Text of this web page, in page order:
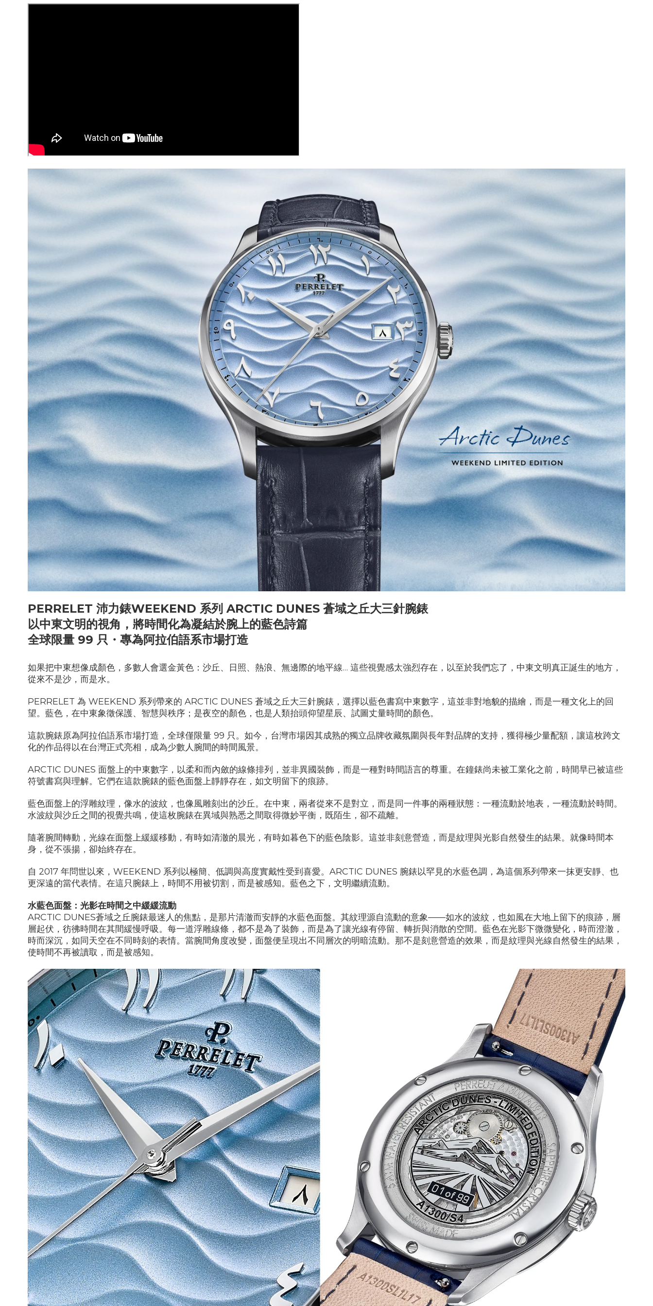
PERRELET 沛力錶WEEKEND 系列 ARCTIC DUNES 蒼域之丘大三針腕錶
以中東文明的視角，將時間化為凝結於腕上的藍色詩篇
全球限量 99 只 ・ 專為阿拉伯語系市場打造
如果把中東想像成顏色，多數人會選金黃色：沙丘、日照、熱浪、無邊際的地平線… 這些視覺感太強烈存在，以至於我們忘了，中東文明真正誕生的地方，
從來不是沙，而是水。
PERRELET 為 WEEKEND 系列帶來的 ARCTIC DUNES 蒼域之丘大三針腕錶，選擇以藍色書寫中東數字，這並非對地貌的描繪，而是一種文化上的回
望。藍色，在中東象徵保護、智慧與秩序；是夜空的顏色，也是人類抬頭仰望星辰、試圖丈量時間的顏色。
這款腕錶原為阿拉伯語系市場打造，全球僅限量 99 只。如今，台灣市場因其成熟的獨立品牌收藏氛圍與長年對品牌的支持，獲得極少量配額，讓這枚跨文
化的作品得以在台灣正式亮相，成為少數人腕間的時間風景。
ARCTIC DUNES 面盤上的中東數字，以柔和而內斂的線條排列，並非異國裝飾，而是一種對時間語言的尊重。在鐘錶尚未被工業化之前，時間早已被這些
符號書寫與理解。它們在這款腕錶的藍色面盤上靜靜存在，如文明留下的痕跡。
藍色面盤上的浮雕紋理，像水的波紋，也像風雕刻出的沙丘。在中東，兩者從來不是對立，而是同一件事的兩種狀態：一種流動於地表，一種流動於時間。
水波紋與沙丘之間的視覺共鳴，使這枚腕錶在異域與熟悉之間取得微妙平衡，既陌生，卻不疏離。
隨著腕間轉動，光線在面盤上緩緩移動，有時如清澈的晨光，有時如暮色下的藍色陰影。這並非刻意營造，而是紋理與光影自然發生的結果。就像時間本
身，從不張揚，卻始終存在。
自 2017 年問世以來， WEEKEND 系列以極簡、低調與高度實戴性受到喜愛。 ARCTIC DUNES 腕錶以罕見的水藍色調，為這個系列帶來一抹更安靜、也
更深遠的當代表情。在這只腕錶上，時間不用被切割，而是被感知。藍色之下，文明繼續流動。
水藍色面盤：光影在時間之中緩緩流動
ARCTIC DUNES蒼域之丘腕錶最迷人的焦點，是那片清澈而安靜的水藍色面盤。其紋理源自流動的意象——如水的波紋，也如風在大地上留下的痕跡，層
層起伏，彷彿時間在其間緩慢呼吸。每一道浮雕線條，都不是為了裝飾，而是為了讓光線有停留、轉折與消散的空間。 藍色在光影下微微變化，時而澄澈，
時而深沉，如同天空在不同時刻的表情。當腕間角度改變，面盤便呈現出不同層次的明暗流動。那不是刻意營造的效果，而是紋理與光線自然發生的結果，
使時間不再被讀取，而是被感知。